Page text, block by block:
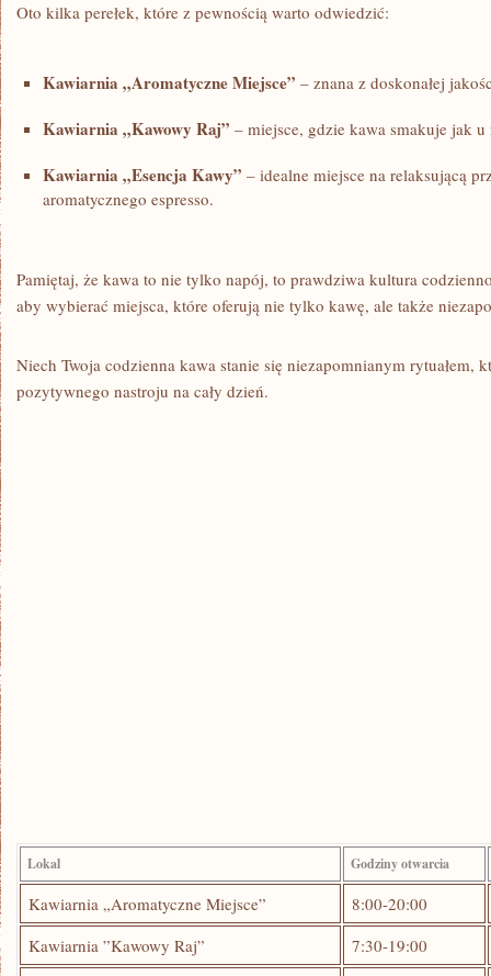
Oto kilka perełek, które z pewnością warto odwiedzić:
Kawiarnia „Aromatyczne Miejsce” – ‌znana z doskonałej
Kawiarnia „Kawowy Raj” – miejsce, gdzie kawa smakuje ⁢jak u
Kawiarnia „Esencja Kawy” – idealne miejsce na relaksującą
aromatycznego espresso.
Pamiętaj, że⁢ kawa to nie tylko napój, to prawdziwa kultura
aby wybierać miejsca, które oferują nie tylko kawę, ale także
Niech ⁣Twoja codzienna kawa stanie się‍ niezapomnianym rytuałem,
pozytywnego nastroju na cały dzień.
Lokal Godziny⁢ otwarcia
Kawiarnia „Aromatyczne Miejsce”
8:00-20:00
Kawiarnia ​”Kawowy Raj”
7:30-19:00